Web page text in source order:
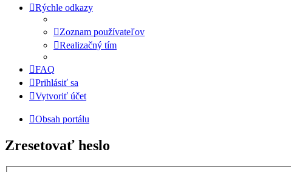
Rýchle odkazy
Zoznam používateľov
Realizačný tím
FAQ
Prihlásiť sa
Vytvoriť účet
Obsah portálu
Zresetovať heslo